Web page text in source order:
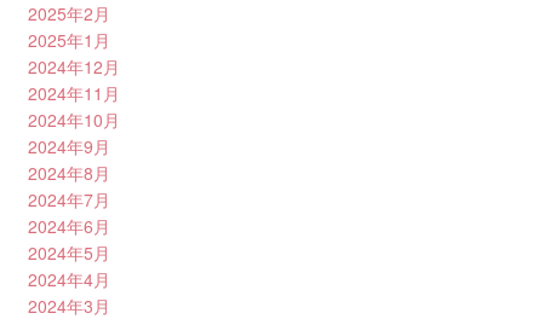
2025年2月
2025年1月
2024年12月
2024年11月
2024年10月
2024年9月
2024年8月
2024年7月
2024年6月
2024年5月
2024年4月
2024年3月